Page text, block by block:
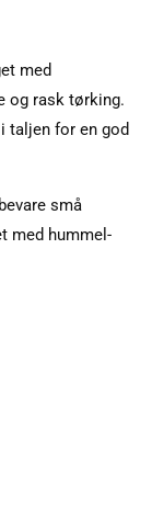
med
og rask tørking.
taljen for en god
små
med hummel-